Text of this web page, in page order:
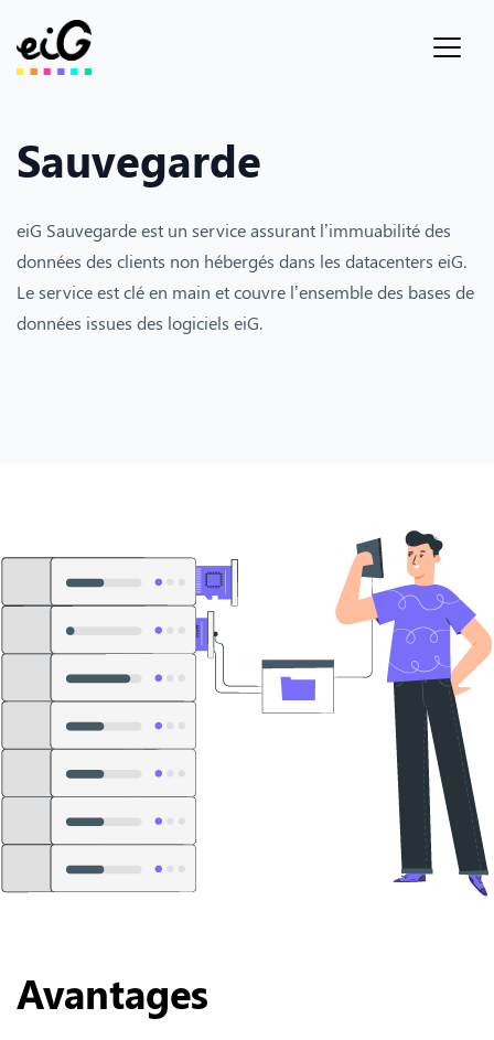
Sauvegarde
eiG Sauvegarde est un service assurant l’immuabilité des
données des clients non hébergés dans les datacenters eiG.
Le service est clé en main et couvre l’ensemble des bases de
données issues des logiciels eiG.
Avantages